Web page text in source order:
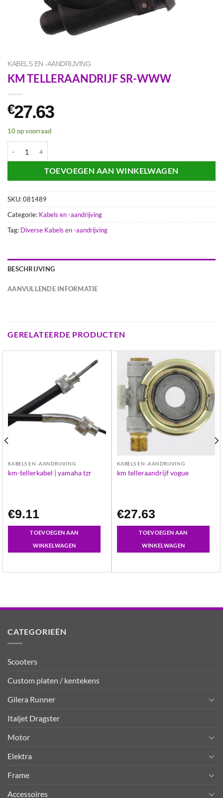
KABELS EN -AANDRIJVING
KM TELLERAANDRIJF SR-WWW
€27.63
10 op voorraad
TOEVOEGEN AAN WINKELWAGEN
SKU:081489
Categorie: Kabels en -aandrijving
Tag: Diverse Kabels en -aandrijving
BESCHRIJVING
AANVULLENDE INFORMATIE
GERELATEERDE PRODUCTEN
KABELS EN -AANDRIJVING
km-tellerkabel | yamaha tzr
€9.11
TOEVOEGEN AAN
WINKELWAGEN
KABELS EN -AANDRIJVING
km telleraandrijf vogue
€27.63
TOEVOEGEN AAN
WINKELWAGEN
CATEGORIEËN
Scooters
Custom platen / kentekens
Gilera Runner
Italjet Dragster
Motor
Elektra
Frame
Accessoires